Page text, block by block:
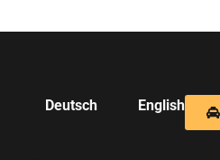
Deutsch English